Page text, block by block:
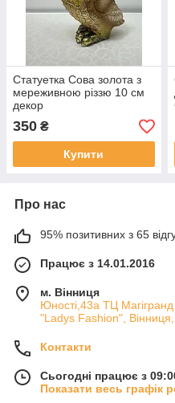
Статуетка Сова золота з
мереживною різзю 10 см
декор
350 ₴
Купити
Про нас
95% позитивних з 65
Працює з 14.01.2016
м. Вінниця
Юності,43а ТЦ
"Ladys Fashion", Вінниця,
Контакти
Сьогодні працює з
Показати весь графік